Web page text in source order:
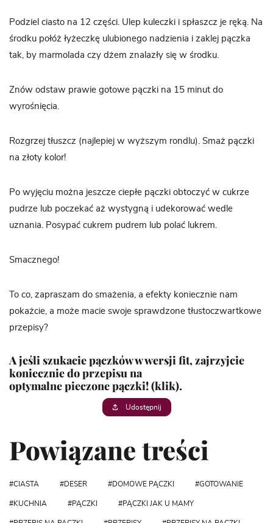
Podziel ciasto na 12 części. Ulep kuleczki i spłaszcz je ręką. Na
środku połóż łyżeczkę ulubionego nadzienia i zaklej pączka
tak, by marmolada czy dżem znalazły się w środku.
Znów odstaw prawie gotowe pączki na 15 minut do
wyrośnięcia.
Rozgrzej tłuszcz (najlepiej w wyższym rondlu). Smaż pączki
na złoty kolor!
Po wyjęciu można jeszcze ciepłe pączki obtoczyć w cukrze
pudrze lub poczekać aż wystygną i udekorować wedle
uznania. Posypać cukrem pudrem lub polać lukrem.
Smacznego!
To co, zapraszam do smażenia, a efekty koniecznie nam
pokażcie, a może macie swoje sprawdzone tłustoczwartkowe
przepisy?
A jeśli szukacie pączków w wersji fit, zajrzyjcie
koniecznie do przepisu na
optymalne pieczone pączki! (klik).
Udostępnij
Powiązane treści
CIASTA DESER DOMOWE PĄCZKI GOTOWANIE
KUCHNIA PĄCZKI PĄCZKI JAK U MAMY